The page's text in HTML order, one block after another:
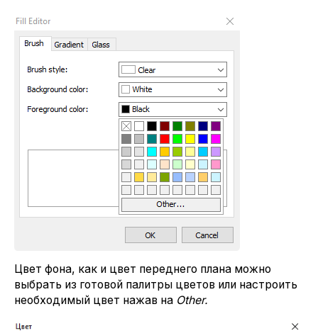
Цвет фона, как и цвет переднего плана можно
выбрать из готовой палитры цветов или настроить
необходимый цвет нажав на Other.